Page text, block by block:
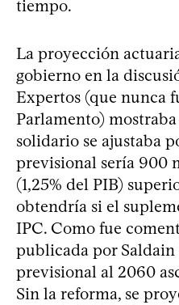
tiempo.
La proyección
gobierno en la
Expertos (que nunca
Parlamento)
solidario se ajustaba
previsional sería 900
(1,25% del PIB)
obtendría si el
IPC. Como fue
publicada por
previsional al 2060
Sin la reforma, se